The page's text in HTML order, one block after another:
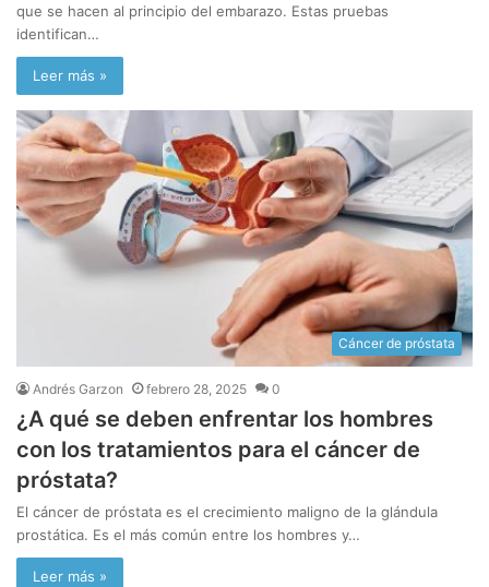
que se hacen al principio del embarazo. Estas pruebas
identifican…
Leer más »
Cáncer de próstata
Andrés Garzon febrero 28, 2025 0
¿A qué se deben enfrentar los hombres
con los tratamientos para el cáncer de
próstata?
El cáncer de próstata es el crecimiento maligno de la glándula
prostática. Es el más común entre los hombres y…
Leer más »